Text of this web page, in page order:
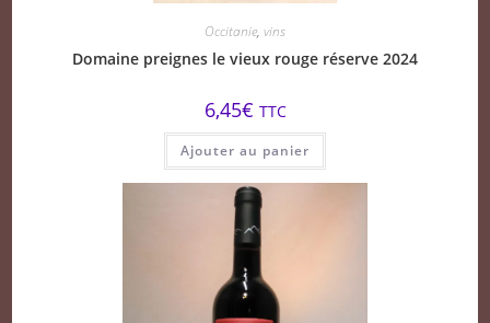
Occitanie, vins
Domaine preignes le vieux rouge réserve 2024
6,45€ TTC
Ajouter au panier